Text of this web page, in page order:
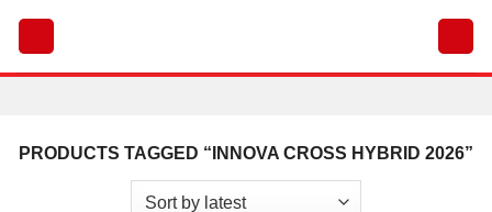
PRODUCTS TAGGED “INNOVA CROSS HYBRID 2026”